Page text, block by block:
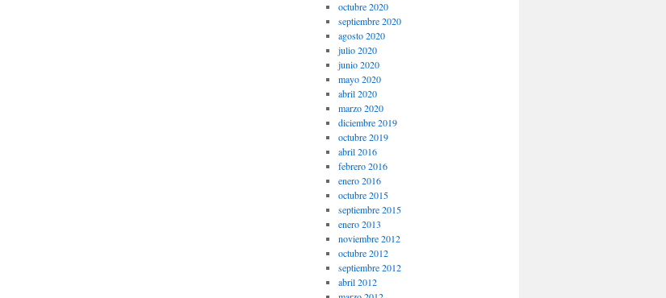
octubre 2020
septiembre 2020
agosto 2020
julio 2020
junio 2020
mayo 2020
abril 2020
marzo 2020
diciembre 2019
octubre 2019
abril 2016
febrero 2016
enero 2016
octubre 2015
septiembre 2015
enero 2013
noviembre 2012
octubre 2012
septiembre 2012
abril 2012